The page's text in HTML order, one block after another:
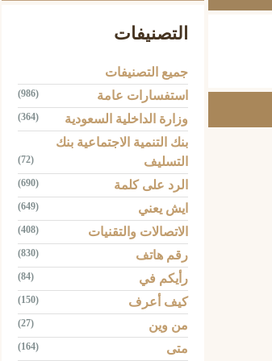
التصنيفات
جميع التصنيفات
استفسارات عامة
(986)
وزارة الداخلية السعودية (364)
بنك التنمية الاجتماعية بنك
التسليف
(72)
الرد على كلمة (690)
ايش يعني (649)
الاتصالات والتقنيات (408)
رقم هاتف (830)
رأيكم في (84)
كيف أعرف (150)
من وين (27)
متى (164)